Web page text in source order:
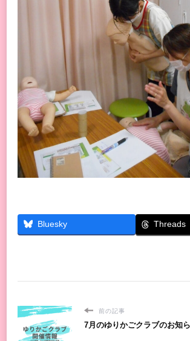
Bluesky Threads
前の記事
7月のゆりかごクラブのお知